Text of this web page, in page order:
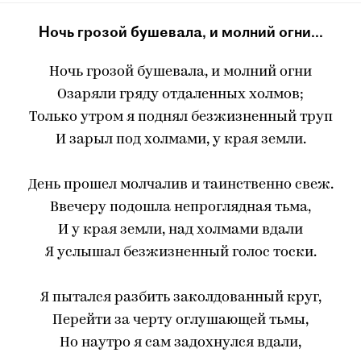
Ночь грозой бушевала, и молний огни...
Ночь грозой бушевала, и молний огни
Озаряли гряду отдаленных холмов;
Только утром я поднял безжизненный труп
И зарыл под холмами, у края земли.
День прошел молчалив и таинственно свеж.
Ввечеру подошла непроглядная тьма,
И у края земли, над холмами вдали
Я услышал безжизненный голос тоски.
Я пытался разбить заколдованный круг,
Перейти за черту оглушающей тьмы,
Но наутро я сам задохнулся вдали,